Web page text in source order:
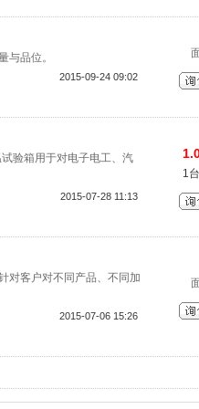
与品位。
2015-09-24 09:02
验箱用于对电子电工、汽
2015-07-28 11:13
1
对客户对不同产品、不同加
2015-07-06 15:26